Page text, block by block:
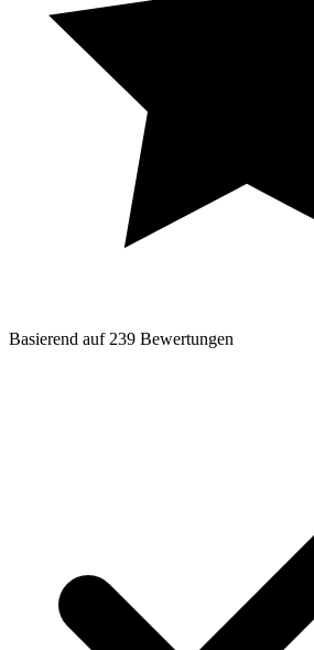
Basierend auf 239 Bewertungen